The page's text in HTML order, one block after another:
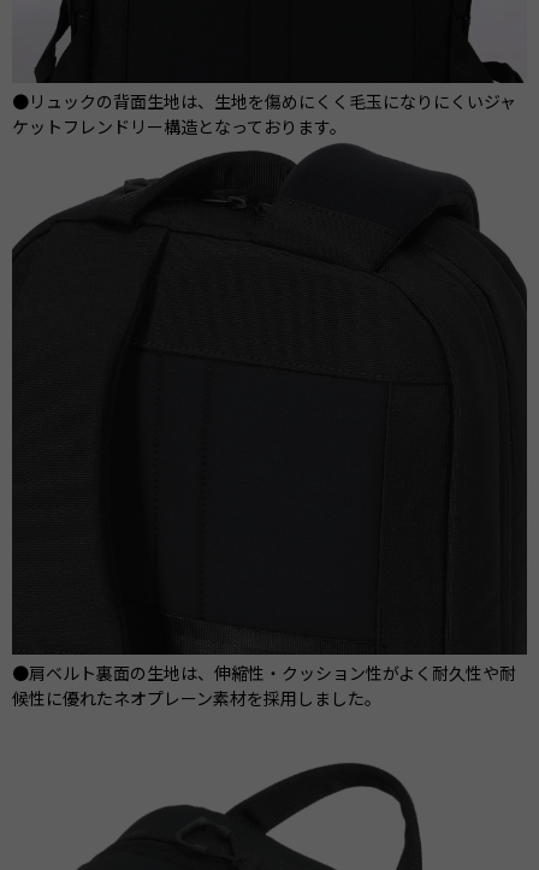
●リュックの背面生地は、生地を傷めにくく毛玉になりにくいジャ
ケットフレンドリー構造となっております。
●肩ベルト裏面の生地は、伸縮性・クッション性がよく耐久性や耐
候性に優れたネオプレーン素材を採用しました。